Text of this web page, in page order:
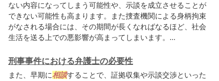
ない内容になってしまう可能性や、示談を成立させることが
できない可能性も高まります。また捜査機関による身柄拘束
がなされる場合には、その期間が長くなればなるほど、社会
生活を送る上での悪影響が高まってしまいます。...
刑事事件における弁護士の必要性
また、早期に相談することで、証拠収集や示談交渉といった